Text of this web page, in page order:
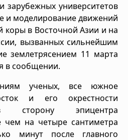
зарубежных университетов
и моделирование движений
в Восточной Азии и на
вызванных сильнейшим
землетрясением 11 марта
в сообщении.
ученых, все южное
и его окрестности
сторону эпицентра
чем на четыре сантиметра
минут после главного